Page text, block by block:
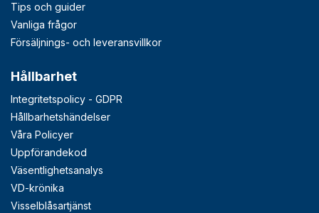
Tips och guider
Vanliga frågor
Försäljnings- och leveransvillkor
Hållbarhet
Integritetspolicy - GDPR
Hållbarhetshändelser
Våra Policyer
Uppförandekod
Väsentlighetsanalys
VD-krönika
Visselblåsartjänst